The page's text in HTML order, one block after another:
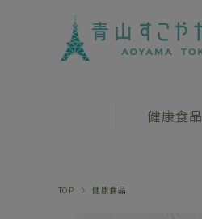
健康食品
TOP 健康食品